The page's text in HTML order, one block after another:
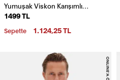
Yumuşak Viskon Karışımlı
Rahat Bisiklet Yaka Tişört
1499 TL
Sepette 1.124,25 TL